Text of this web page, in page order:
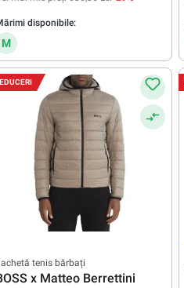
disponibile:
M
tenis bărbați
x Matteo Berrettini